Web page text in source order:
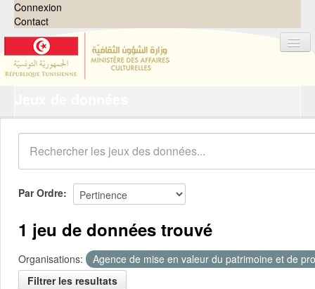
Connexion
Contact
Organisations
Groupes
Demandes 0
À propos
Par Ordre
1 jeu de données trouvé
Organisations:
Agence de mise en valeur du patrimoine et de
Filtrer les resultats